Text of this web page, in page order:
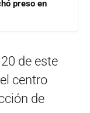
preso en
de este
centro
de